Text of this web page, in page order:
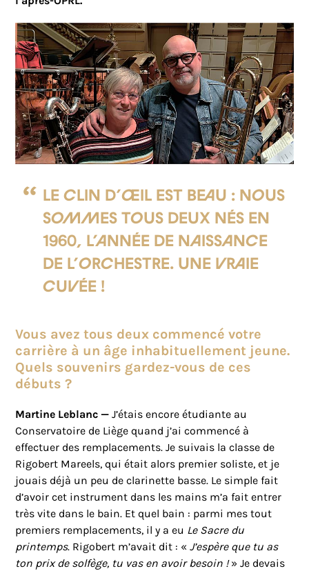
Le clin d’œil est beau : nous
sommes tous deux nés en
1960, l’année de naissance
de l’orchestre. Une vraie
cuvée !
Vous avez tous deux commencé votre
carrière à un âge inhabituellement jeune.
Quels souvenirs gardez-vous de ces
débuts ?
Martine Leblanc — J’étais encore étudiante au
Conservatoire de Liège quand j’ai commencé à
effectuer des remplacements. Je suivais la classe de
Rigobert Mareels, qui était alors premier soliste, et je
jouais déjà un peu de clarinette basse. Le simple fait
d’avoir cet instrument dans les mains m’a fait entrer
très vite dans le bain. Et quel bain : parmi mes tout
premiers remplacements, il y a eu Le Sacre du
printemps. Rigobert m’avait dit : «J’espère que tu as
ton prix de solfège, tu vas en avoir besoin !» Je devais